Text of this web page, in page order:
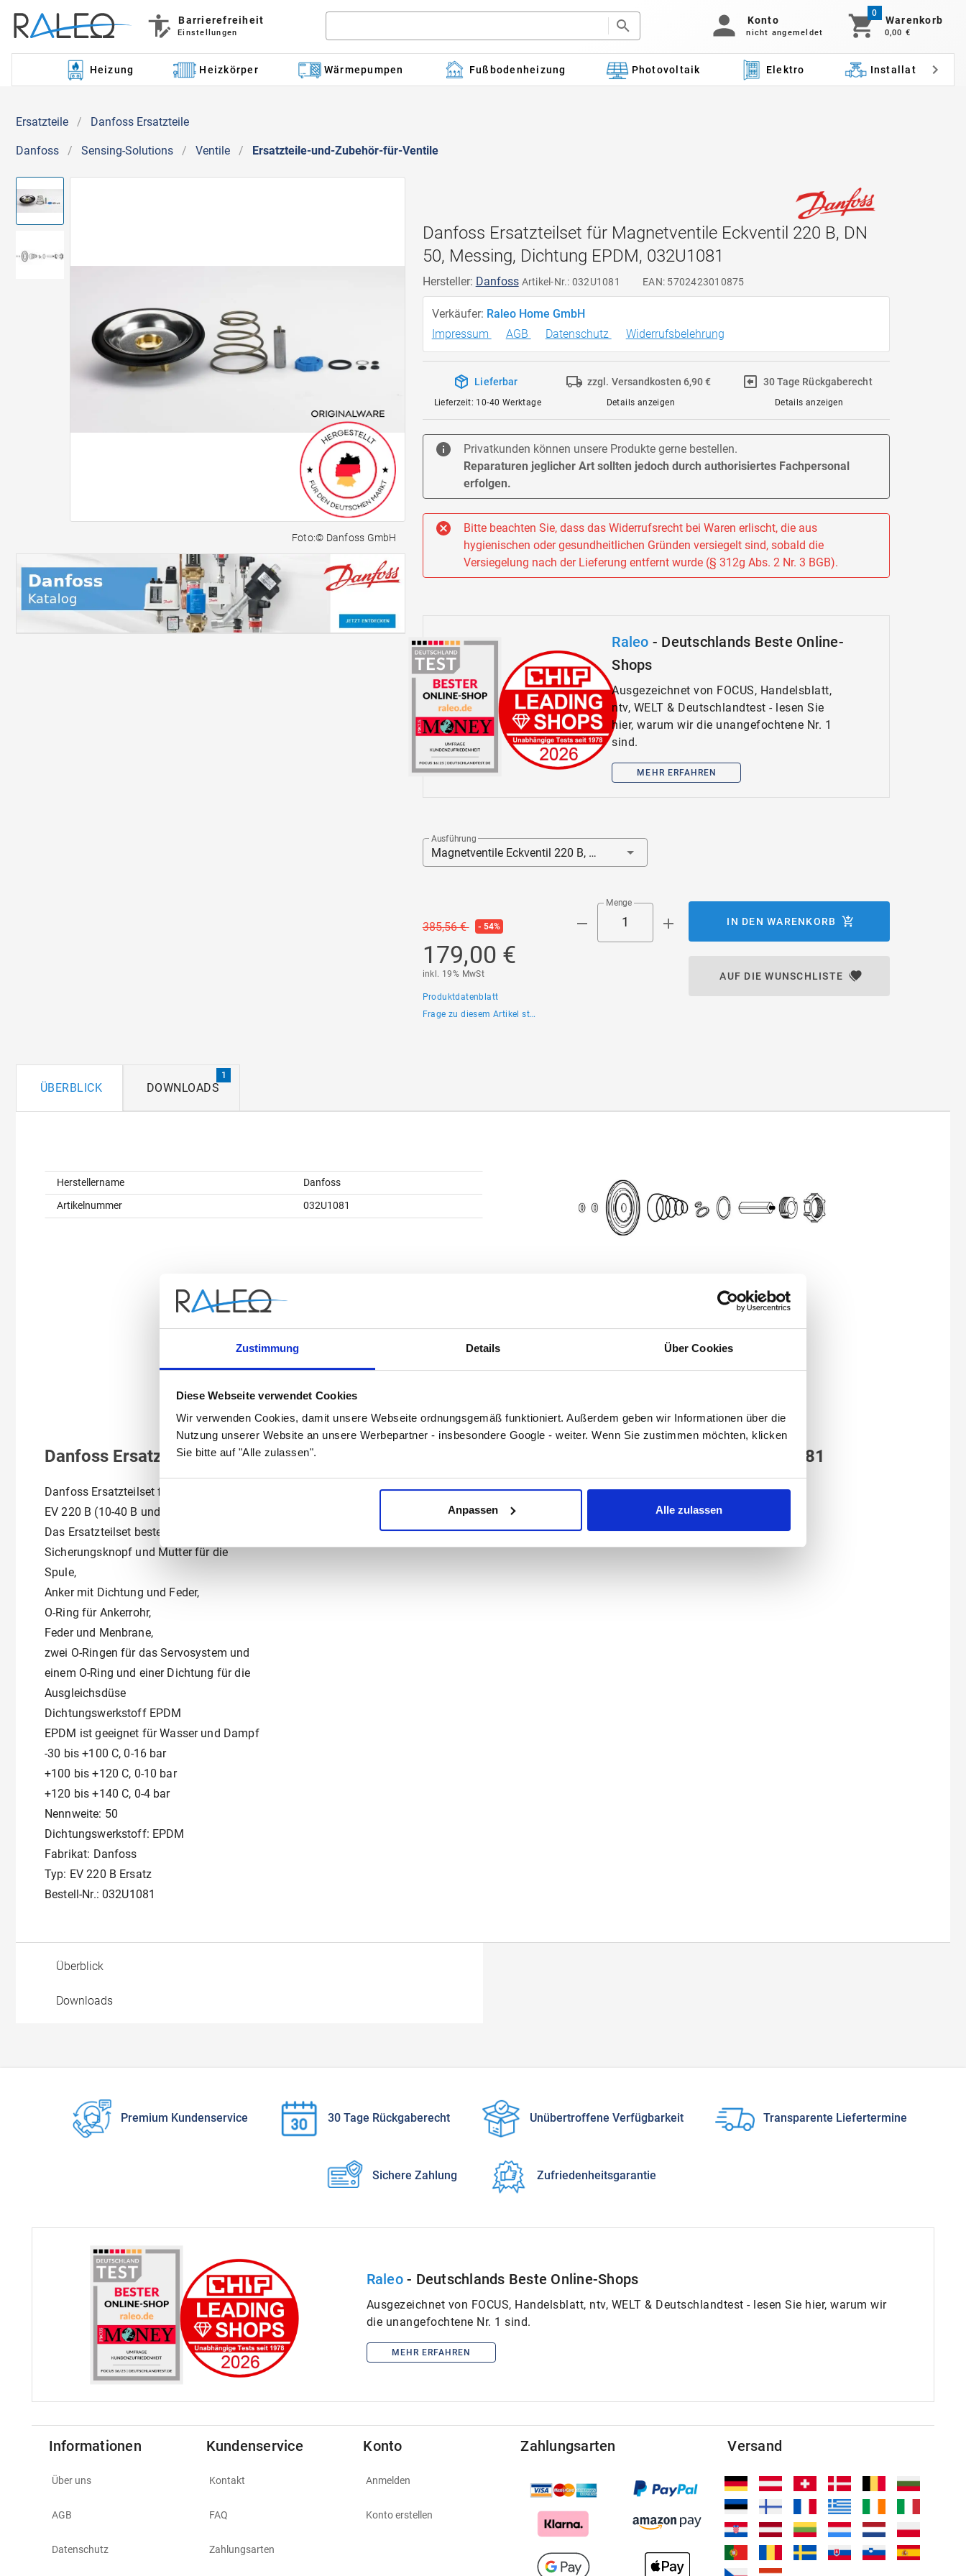
Zustimmung Details Über Cookies
Diese Webseite verwendet Cookies
Wir verwenden Cookies, damit unsere Webseite ordnungsgemäß funktioniert. Außerdem geben wir Informationen über die
Nutzung unserer Website an unsere Werbepartner - insbesondere Google - weiter. Wenn Sie zustimmen möchten, klicken
Sie bitte auf "Alle zulassen".
Anpassen Alle zulassen
Barrierefreiheit
Einstellungen
Konto
nicht angemeldet
0
Warenkorb
0,00 €
Heizung Heizkörper Wärmepumpen Fußbodenheizung Photovoltaik Elektro Installation
Ersatzteile / Danfoss Ersatzteile
Danfoss / Sensing-Solutions / Ventile / Ersatzteile-und-Zubehör-für-Ventile
Foto:© Danfoss GmbH
Danfoss Ersatzteilset für Magnetventile Eckventil 220 B, DN
50, Messing, Dichtung EPDM, 032U1081
Hersteller: Danfoss Artikel-Nr.: 032U1081 EAN: 5702423010875
Verkäufer: Raleo Home GmbH
Impressum
AGB Datenschutz Widerrufsbelehrung
Lieferbar
Lieferzeit: 10-40 Werktage
zzgl. Versandkosten 6,90 €
Details anzeigen
30 Tage Rückgaberecht
Details anzeigen
Privatkunden können unsere Produkte gerne bestellen.
Reparaturen jeglicher Art sollten jedoch durch authorisiertes Fachpersonal
erfolgen.
Bitte beachten Sie, dass das Widerrufsrecht bei Waren erlischt, die aus
hygienischen oder gesundheitlichen Gründen versiegelt sind, sobald die
Versiegelung nach der Lieferung entfernt wurde (§ 312g Abs. 2 Nr. 3 BGB).
Raleo - Deutschlands Beste Online-
Shops
Ausgezeichnet von FOCUS, Handelsblatt,
ntv, WELT & Deutschlandtest - lesen Sie
hier, warum wir die unangefochtene Nr. 1
sind.
MEHR ERFAHREN
Ausführung
Magnetventile Eckventil 220 B, DN 50, Messing, Dichtung
385,56 € - 54%
179,00 €
inkl. 19% MwSt
Produktdatenblatt
Frage zu diesem Artikel stellen
Menge
IN DEN WARENKORB
AUF DIE WUNSCHLISTE
ÜBERBLICK DOWNLOADS
1
Herstellername
Danfoss
Artikelnummer
032U1081
Danfoss Ersatzteilset für Magnetventile Eckventil 220 B, DN 50, Messing, Dichtung EPDM, 032U1081
Danfoss Ersatzteilset für Ventiltyp
EV 220 B (10-40 B und 50 G NC)
Das Ersatzteilset besteht aus
Sicherungsknopf und Mutter für die
Spule,
Anker mit Dichtung und Feder,
O-Ring für Ankerrohr,
Feder und Menbrane,
zwei O-Ringen für das Servosystem und
einem O-Ring und einer Dichtung für die
Ausgleichsdüse
Dichtungswerkstoff EPDM
EPDM ist geeignet für Wasser und Dampf
-30 bis +100 C, 0-16 bar
+100 bis +120 C, 0-10 bar
+120 bis +140 C, 0-4 bar
Nennweite: 50
Dichtungswerkstoff: EPDM
Fabrikat: Danfoss
Typ: EV 220 B Ersatz
Bestell-Nr.: 032U1081
Überblick
Downloads
Premium Kundenservice 30 Tage Rückgaberecht Unübertroffene Verfügbarkeit Transparente Liefertermine
Sichere Zahlung Zufriedenheitsgarantie
Raleo- Deutschlands Beste Online-Shops
Ausgezeichnet von FOCUS, Handelsblatt, ntv, WELT & Deutschlandtest - lesen Sie hier, warum wir
die unangefochtene Nr. 1 sind.
MEHR ERFAHREN
Informationen
Über uns
AGB
Datenschutz
Kundenservice
Kontakt
FAQ
Zahlungsarten
Konto
Anmelden
Konto erstellen
Zahlungsarten Versand